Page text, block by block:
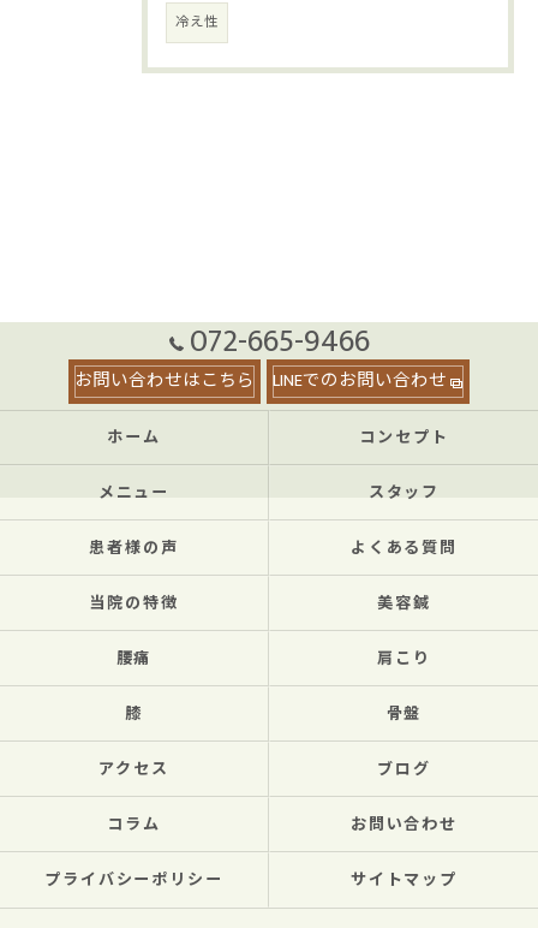
冷え性
072-665-9466
お問い合わせはこちら LINEでのお問い合わせ
ホーム コンセプト
メニュー スタッフ
患者様の声 よくある質問
当院の特徴 美容鍼
腰痛 肩こり
膝 骨盤
アクセス ブログ
コラム お問い合わせ
プライバシーポリシー サイトマップ